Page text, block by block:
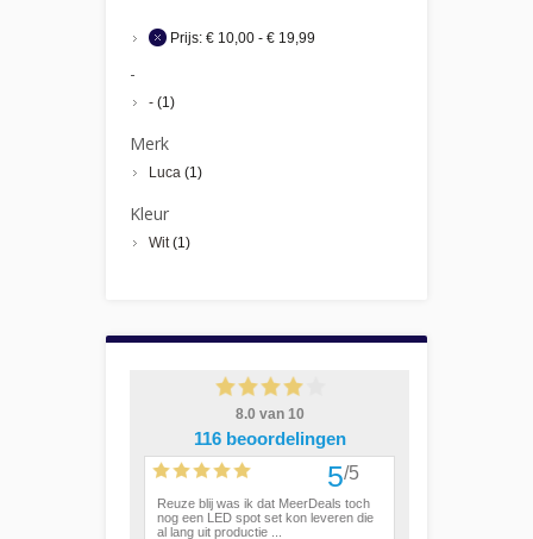
Prijs: € 10,00 - € 19,99
-
- (1)
Merk
Luca (1)
Kleur
Wit(1)